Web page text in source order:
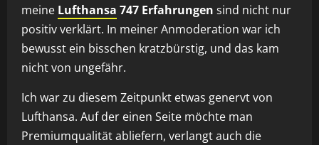
meine Lufthansa 747 Erfahrungen sind nicht nur
positiv verklärt. In meiner Anmoderation war ich
bewusst ein bisschen kratzbürstig, und das kam
nicht von ungefähr.
Ich war zu diesem Zeitpunkt etwas genervt von
Lufthansa. Auf der einen Seite möchte man
Premiumqualität abliefern, verlangt auch die